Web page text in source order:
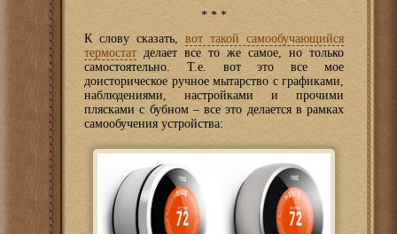
* * *
К слову сказать, вот такой самообучающийся
термостат делает все то же самое, но только
самостоятельно. Т.е. вот это все мое
доисторическое ручное мытарство с графиками,
наблюдениями, настройками и прочими
плясками с бубном – все это делается в рамках
самообучения устройства: